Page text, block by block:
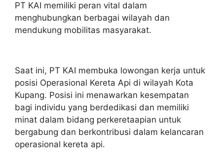
PT KAI memiliki peran vital dalam
menghubungkan berbagai wilayah dan
mendukung mobilitas masyarakat.
Saat ini, PT KAI membuka lowongan kerja untuk
posisi Operasional Kereta Api di wilayah Kota
Kupang. Posisi ini menawarkan kesempatan
bagi individu yang berdedikasi dan memiliki
minat dalam bidang perkeretaapian untuk
bergabung dan berkontribusi dalam kelancaran
operasional kereta api.